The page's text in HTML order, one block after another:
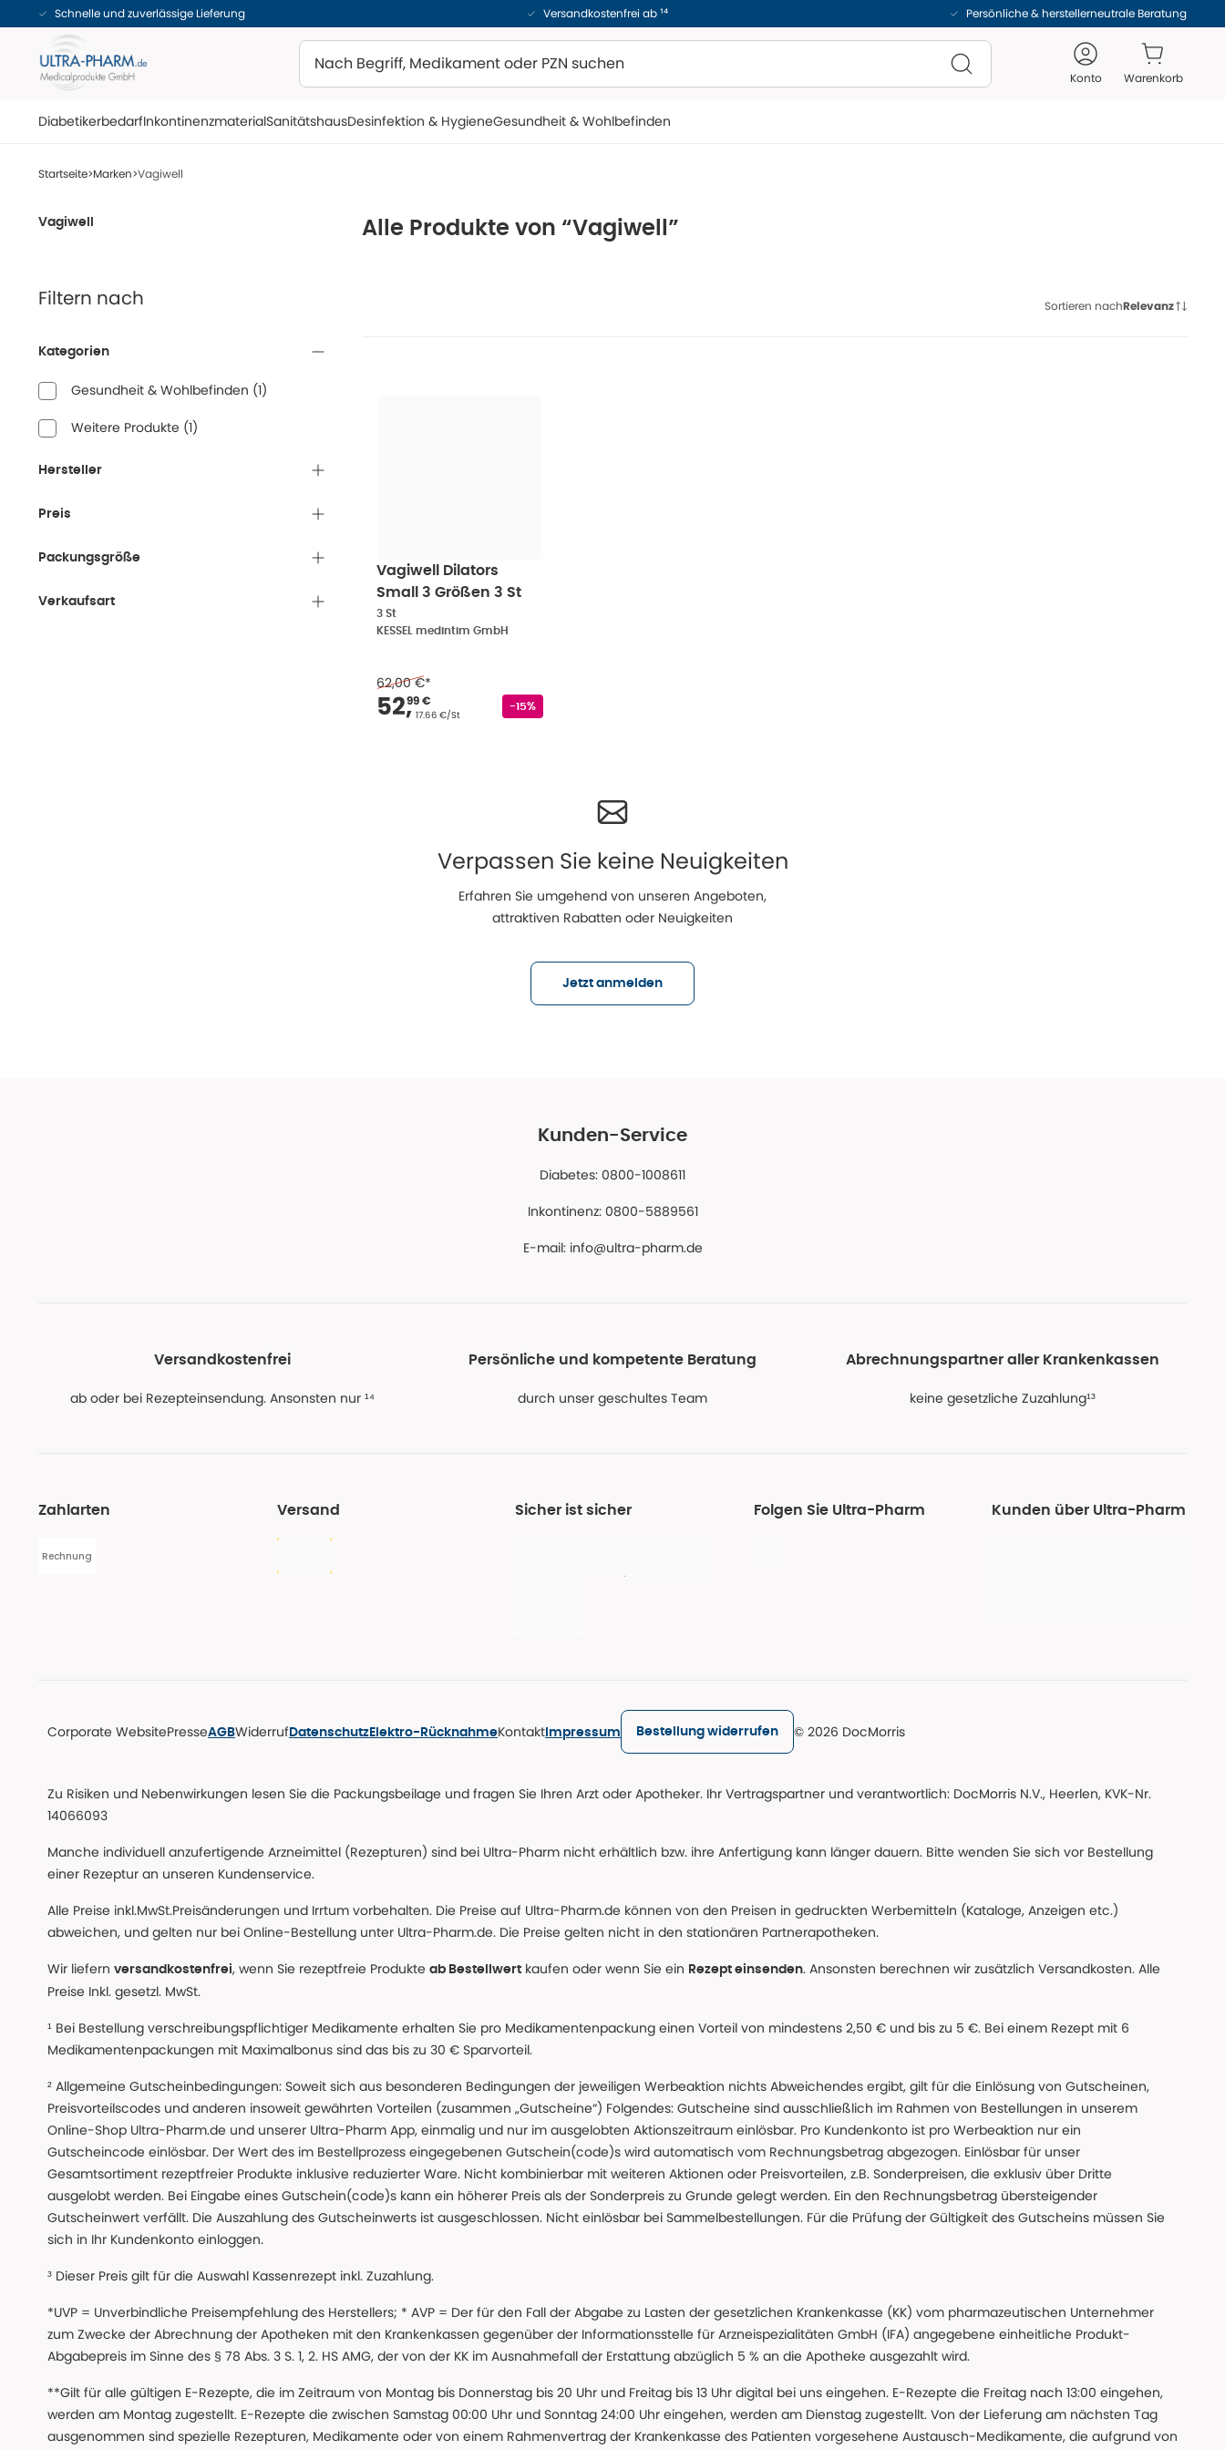
Schnelle und zuverlässige Lieferung Versandkostenfrei ab ¹⁴ Persönliche & herstellerneutrale Beratung
Konto Warenkorb
DiabetikerbedarfInkontinenzmaterialSanitätshausDesinfektion & HygieneGesundheit & Wohlbefinden
Startseite Marken Vagiwell
Alle Produkte von “Vagiwell”
Vagiwell
Filtern nach
Kategorien
Gesundheit & Wohlbefinden (1)
Weitere Produkte (1)
Hersteller
Preis
Packungsgröße
Verkaufsart
Sortieren nachRelevanz
Vagiwell Dilators
Small 3 Größen 3 St
3 St
KESSEL medintim GmbH
62,00 €*
Verkaufspreis:
52,
99 €
Grundpreis
17.66 €/St
Rabattstempel
-15%
Verpassen Sie keine Neuigkeiten
Erfahren Sie umgehend von unseren Angeboten,
attraktiven Rabatten oder Neuigkeiten
Jetzt anmelden
Kunden-Service
Diabetes: 0800-1008611
Inkontinenz: 0800-5889561
E-mail: info@ultra-pharm.de
Versandkostenfrei
ab oder bei Rezepteinsendung. Ansonsten nur ¹⁴
Persönliche und kompetente Beratung
durch unser geschultes Team
Abrechnungspartner aller Krankenkassen
keine gesetzliche Zuzahlung¹³
Zahlarten
Rechnung
Versand Sicher ist sicher Folgen Sie Ultra-Pharm Kunden über Ultra-Pharm
Corporate WebsitePresseAGBWiderruf Datenschutz Elektro-RücknahmeKontakt Impressum Bestellung widerrufen © 2026 DocMorris
Zu Risiken und Nebenwirkungen lesen Sie die Packungsbeilage und fragen Sie Ihren Arzt oder Apotheker. Ihr Vertragspartner und verantwortlich: DocMorris N.V., Heerlen, KVK-Nr.
14066093
Manche individuell anzufertigende Arzneimittel (Rezepturen) sind bei Ultra-Pharm nicht erhältlich bzw. ihre Anfertigung kann länger dauern. Bitte wenden Sie sich vor Bestellung
einer Rezeptur an unseren Kundenservice.
Alle Preise inkl.MwSt.Preisänderungen und Irrtum vorbehalten. Die Preise auf Ultra-Pharm.de können von den Preisen in gedruckten Werbemitteln (Kataloge, Anzeigen etc.)
abweichen, und gelten nur bei Online-Bestellung unter Ultra-Pharm.de. Die Preise gelten nicht in den stationären Partnerapotheken.
Wir liefern versandkostenfrei, wenn Sie rezeptfreie Produkte ab Bestellwert kaufen oder wenn Sie ein Rezept einsenden. Ansonsten berechnen wir zusätzlich Versandkosten. Alle
Preise Inkl. gesetzl. MwSt.
¹ Bei Bestellung verschreibungspflichtiger Medikamente erhalten Sie pro Medikamentenpackung einen Vorteil von mindestens 2,50 € und bis zu 5 €. Bei einem Rezept mit 6
Medikamentenpackungen mit Maximalbonus sind das bis zu 30 € Sparvorteil.
² Allgemeine Gutscheinbedingungen: Soweit sich aus besonderen Bedingungen der jeweiligen Werbeaktion nichts Abweichendes ergibt, gilt für die Einlösung von Gutscheinen,
Preisvorteilscodes und anderen insoweit gewährten Vorteilen (zusammen „Gutscheine“) Folgendes: Gutscheine sind ausschließlich im Rahmen von Bestellungen in unserem
Online-Shop Ultra-Pharm.de und unserer Ultra-Pharm App, einmalig und nur im ausgelobten Aktionszeitraum einlösbar. Pro Kundenkonto ist pro Werbeaktion nur ein
Gutscheincode einlösbar. Der Wert des im Bestellprozess eingegebenen Gutschein(code)s wird automatisch vom Rechnungsbetrag abgezogen. Einlösbar für unser
Gesamtsortiment rezeptfreier Produkte inklusive reduzierter Ware. Nicht kombinierbar mit weiteren Aktionen oder Preisvorteilen, z.B. Sonderpreisen, die exklusiv über Dritte
ausgelobt werden. Bei Eingabe eines Gutschein(code)s kann ein höherer Preis als der Sonderpreis zu Grunde gelegt werden. Ein den Rechnungsbetrag übersteigender
Gutscheinwert verfällt. Die Auszahlung des Gutscheinwerts ist ausgeschlossen. Nicht einlösbar bei Sammelbestellungen. Für die Prüfung der Gültigkeit des Gutscheins müssen Sie
sich in Ihr Kundenkonto einloggen.
³ Dieser Preis gilt für die Auswahl Kassenrezept inkl. Zuzahlung.
*UVP = Unverbindliche Preisempfehlung des Herstellers; * AVP = Der für den Fall der Abgabe zu Lasten der gesetzlichen Krankenkasse (KK) vom pharmazeutischen Unternehmer
zum Zwecke der Abrechnung der Apotheken mit den Krankenkassen gegenüber der Informationsstelle für Arzneispezialitäten GmbH (IFA) angegebene einheitliche Produkt-
Abgabepreis im Sinne des § 78 Abs. 3 S. 1, 2. HS AMG, der von der KK im Ausnahmefall der Erstattung abzüglich 5 % an die Apotheke ausgezahlt wird.
**Gilt für alle gültigen E-Rezepte, die im Zeitraum von Montag bis Donnerstag bis 20 Uhr und Freitag bis 13 Uhr digital bei uns eingehen. E-Rezepte die Freitag nach 13:00 eingehen,
werden am Montag zugestellt. E-Rezepte die zwischen Samstag 00:00 Uhr und Sonntag 24:00 Uhr eingehen, werden am Dienstag zugestellt. Von der Lieferung am nächsten Tag
ausgenommen sind spezielle Rezepturen, Medikamente oder von einem Rahmenvertrag der Krankenkasse des Patienten vorgesehene Austausch-Medikamente, die aufgrund von